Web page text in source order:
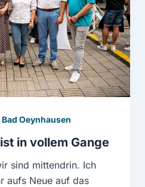
Oeynhausen
in vollem Gange
sind mittendrin. Ich
aufs Neue auf das